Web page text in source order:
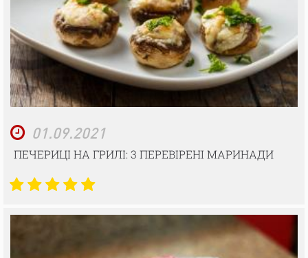
01.09.2021
ПЕЧЕРИЦІ НА ГРИЛІ: 3 ПЕРЕВІРЕНІ МАРИНАДИ